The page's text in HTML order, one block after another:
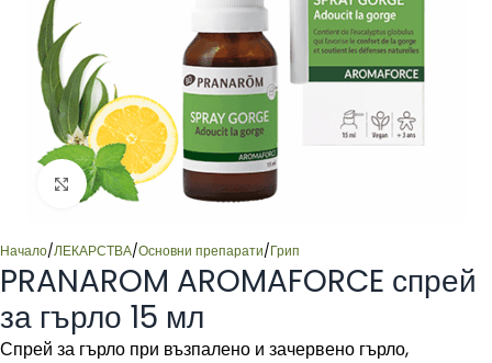
Click to enlarge
Начало/ЛЕКАРСТВА/Основни препарати/Грип
PRANAROM AROMAFORCE спрей
за гърло 15 мл
Спрей за гърло при възпалено и зачервено гърло,